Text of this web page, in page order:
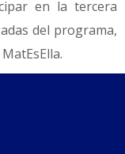
en la tercera
del programa,